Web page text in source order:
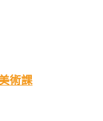
術課